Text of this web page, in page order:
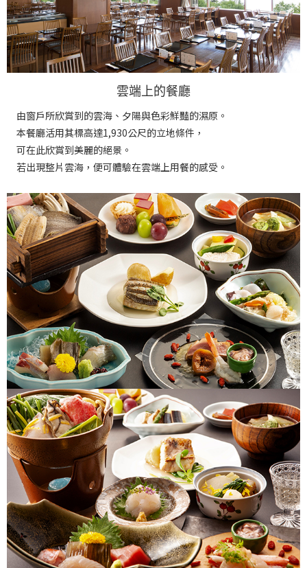
雲端上的餐廳
由窗戶所欣賞到的雲海、夕陽與色彩鮮豔的濕原。
本餐廳活用其標高達1,930公尺的立地條件，
可在此欣賞到美麗的絕景。
若出現整片雲海，便可體驗在雲端上用餐的感受。